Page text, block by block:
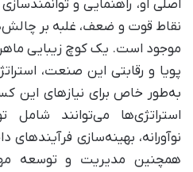
اصلی او، راهنمایی و
نقاط قوت و ضعف، غلبه بر
موجود است. یک کوچ زیبایی
پویا و رقابتی این صنعت،
به‌طور خاص برای نیازهای این
استراتژی‌ها می‌توانند
نوآورانه، بهینه‌سازی فرآیندهای
همچنین مدیریت و توسعه